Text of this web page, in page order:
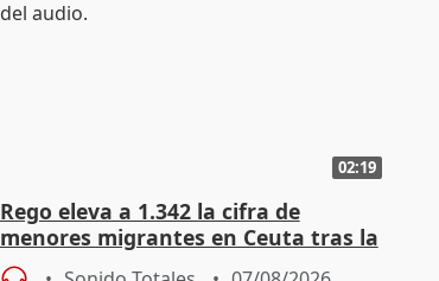
02:19
Rego eleva a 1.342 la cifra de
menores migrantes en Ceuta tras la
entrada masiva